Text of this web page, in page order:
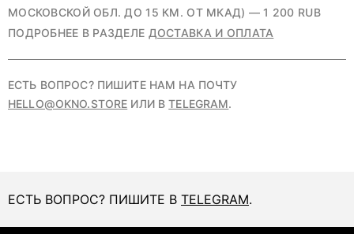
МОСКОВСКОЙ ОБЛ. ДО 15 КМ. ОТ МКАД) — 1 200 RUB
ПОДРОБНЕЕ В РАЗДЕЛЕ ДОСТАВКА И ОПЛАТА
ЕСТЬ ВОПРОС? ПИШИТЕ НАМ НА ПОЧТУ
HELLO@OKNO.STORE ИЛИ ВTELEGRAM.
ЕСТЬ ВОПРОС? ПИШИТЕ В TELEGRAM.